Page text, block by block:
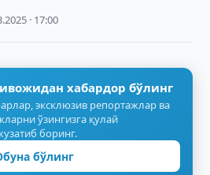
· 17:00
хабардор бўлинг
эксклюзив репортажлар ва
ўзингизга қулай
боринг.
бўлинг